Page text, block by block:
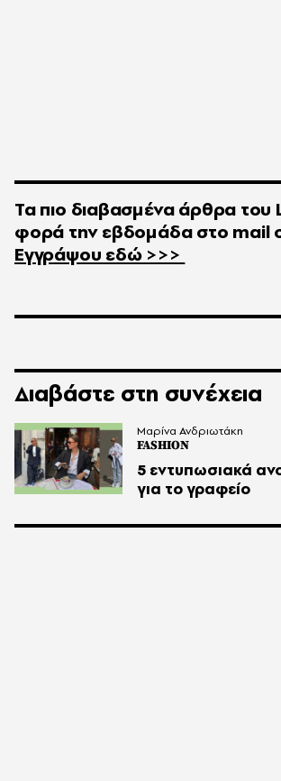
Τα πιο διαβασμένα άρθρα του
φορά την εβδομάδα στο mail
Εγγράψου εδώ >>>
Διαβάστε στη συνέχεια
FASHION
5 εντυπωσιακά
για το γραφείο
Μαρίνα Ανδριωτάκη